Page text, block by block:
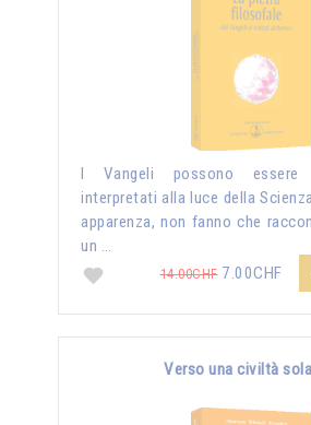
I Vangeli possono essere
interpretati alla luce della
apparenza, non fanno che
un …
14.00CHF7.00CHF
Verso una civiltà